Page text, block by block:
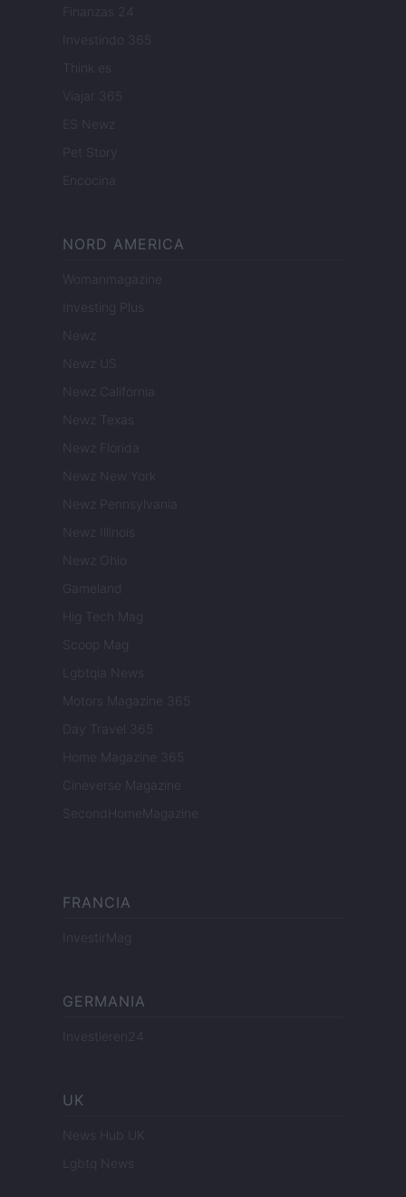
Finanzas 24
Investindo 365
Think.es
Viajar 365
ES Newz
Pet Story
Encocina
NORD AMERICA
Womanmagazine
Investing Plus
Newz
Newz US
Newz California
Newz Texas
Newz Florida
Newz New York
Newz Pennsylvania
Newz Illinois
Newz Ohio
Gameland
Hig Tech Mag
Scoop Mag
Lgbtqia News
Motors Magazine 365
Day Travel 365
Home Magazine 365
Cineverse Magazine
SecondHomeMagazine
FRANCIA
InvestirMag
GERMANIA
Investieren24
UK
News Hub UK
Lgbtq News